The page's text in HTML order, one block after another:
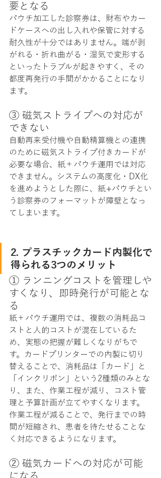
要となる
パウチ加工した診察券は、財布やカー
ドケースへの出し入れや保管に対する
耐久性が十分ではありません。端が剥
がれる・折れ曲がる・湿気で変形する
といったトラブルが起きやすく、その
都度再発行の手間がかかることになり
ます。
③ 磁気ストライプへの対応が
できない
自動再来受付機や自動精算機との連携
のために磁気ストライプ付きカードが
必要な場合、紙＋パウチ運用では対応
できません。システムの高度化・DX化
を進めようとした際に、紙+パウチとい
う診察券のフォーマットが障壁となっ
てしまいます。
2. プラスチックカード内製化で
得られる3つのメリット
① ランニングコストを管理しや
すくなり、即時発行が可能とな
る
紙＋パウチ運用では、複数の消耗品コ
ストと人的コストが混在しているた
め、実態の把握が難しくなりがちで
す。カードプリンターでの内製に切り
替えることで、消耗品は「カード」と
「インクリボン」という2種類のみとな
り、また、作業工程が減り、コスト管
理と予算計画が立てやすくなります。
作業工程が減ることで、発行までの時
間が短縮され、患者を待たせることな
く対応できるようになります。
② 磁気カードへの対応が可能
になる